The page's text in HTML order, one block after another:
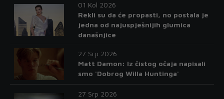
01 Kol 2026
Rekli su da će propasti, no postala je
jedna od najuspješnijih glumica
današnjice
27 Srp 2026
Matt Damon: Iz čistog očaja napisali
smo 'Dobrog Willa Huntinga'
27 Srp 2026